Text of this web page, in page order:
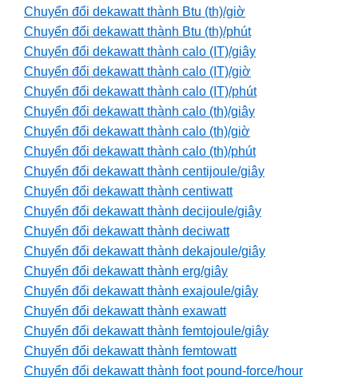
Chuyển đổi dekawatt thành Btu (th)/giờ
Chuyển đổi dekawatt thành Btu (th)/phút
Chuyển đổi dekawatt thành calo (IT)/giây
Chuyển đổi dekawatt thành calo (IT)/giờ
Chuyển đổi dekawatt thành calo (IT)/phút
Chuyển đổi dekawatt thành calo (th)/giây
Chuyển đổi dekawatt thành calo (th)/giờ
Chuyển đổi dekawatt thành calo (th)/phút
Chuyển đổi dekawatt thành centijoule/giây
Chuyển đổi dekawatt thành centiwatt
Chuyển đổi dekawatt thành decijoule/giây
Chuyển đổi dekawatt thành deciwatt
Chuyển đổi dekawatt thành dekajoule/giây
Chuyển đổi dekawatt thành erg/giây
Chuyển đổi dekawatt thành exajoule/giây
Chuyển đổi dekawatt thành exawatt
Chuyển đổi dekawatt thành femtojoule/giây
Chuyển đổi dekawatt thành femtowatt
Chuyển đổi dekawatt thành foot pound-force/hour